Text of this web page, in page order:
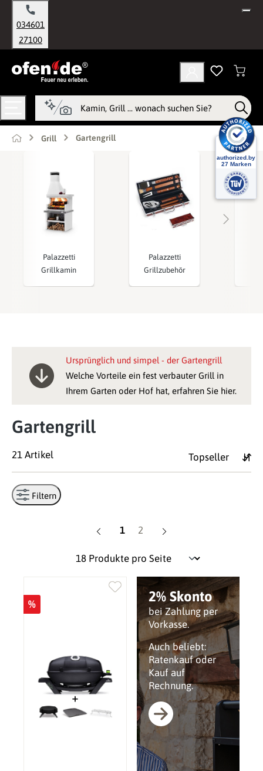
springen
034601
27100
Grill Gartengrill
Palazzetti
Grillkamin
Palazzetti
Grillzubehör
Ursprünglich und simpel - der Gartengrill
Welche Vorteile ein fest verbauter Grill in
Ihrem Garten oder Hof hat, erfahren Sie hier.
Gartengrill
21 Artikel
Filtern
Seite
1 Seite
2
2% Skonto
bei Zahlung per
Vorkasse.
Auch beliebt:
Ratenkauf oder
Kauf auf
Rechnung.
%